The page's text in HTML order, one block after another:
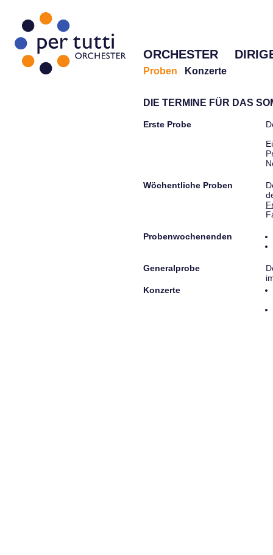
ORCHESTER
Proben Konzerte
DIE TERMINE FÜR DAS
Erste Probe
Wöchentliche Proben
Probenwochenenden
Generalprobe
Konzerte